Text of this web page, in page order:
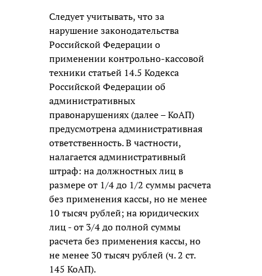
Следует учитывать, что за
нарушение законодательства
Российской Федерации о
применении контрольно-кассовой
техники статьей 14.5 Кодекса
Российской Федерации об
административных
правонарушениях (далее – КоАП)
предусмотрена административная
ответственность. В частности,
налагается административный
штраф: на должностных лиц в
размере от 1/4 до 1/2 суммы расчета
без применения кассы, но не менее
10 тысяч рублей; на юридических
лиц - от 3/4 до полной суммы
расчета без применения кассы, но
не менее 30 тысяч рублей (ч. 2 ст.
145 КоАП).